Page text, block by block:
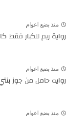
منذ بضع اعوام
رواية ريم للكبار فقط
منذ بضع اعوام
روايه حامل من جوز
منذ بضع اعوام